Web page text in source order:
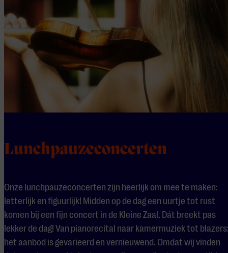
Lunchpauzeconcerten
Onze lunchpauzeconcerten zijn heerlijk om mee te maken:
letterlijk en figuurlijk! Midden op de dag een uurtje tot rust
komen bij een fijn concert in de Kleine Zaal. Dát breekt pas
lekker de dag! Van pianorecital naar kamermuziek tot
het aanbod is gevarieerd en vernieuwend. Omdat wij vinden